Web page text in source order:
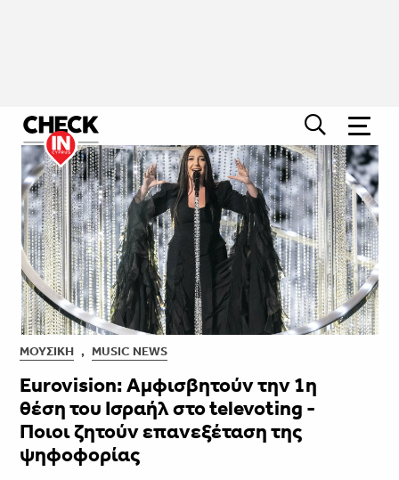
ΜΟΥΣΙΚΉ , MUSIC NEWS
Eurovision: Αμφισβητούν την 1η
θέση του Ισραήλ στο televoting -
Ποιοι ζητούν επανεξέταση της
ψηφοφορίας